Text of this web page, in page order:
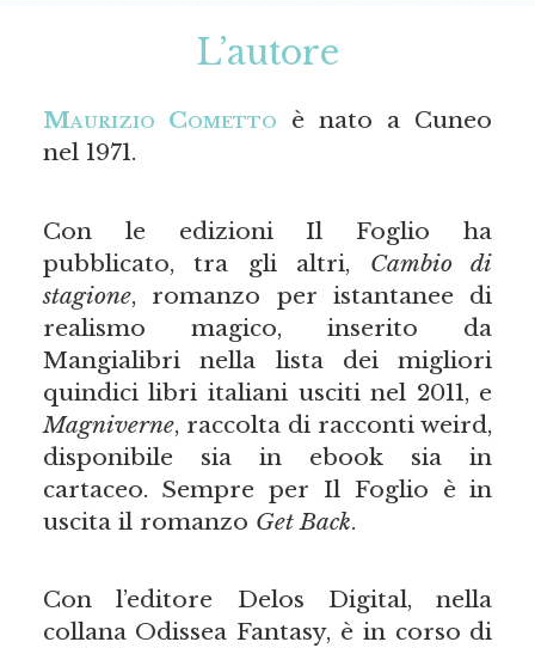
L’autore
Maurizio Cometto è nato a Cuneo
nel 1971.
Con le edizioni Il Foglio ha
pubblicato, tra gli altri, Cambio di
stagione, romanzo per istantanee di
realismo magico, inserito da
Mangialibri nella lista dei migliori
quindici libri italiani usciti nel 2011, e
Magniverne, raccolta di racconti weird,
disponibile sia in ebook sia in
cartaceo. Sempre per Il Foglio è in
uscita il romanzo Get Back.
Con l’editore Delos Digital, nella
collana Odissea Fantasy, è in corso di